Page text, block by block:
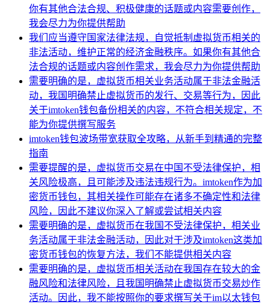
你有其他合法合规、积极健康的话题或内容需要创作，
我会尽力为你提供帮助
我们应当遵守国家法律法规，自觉抵制虚拟货币相关的
非法活动，维护正常的经济金融秩序。如果你有其他合
法合规的话题或内容创作需求，我会尽力为你提供帮助
需要明确的是，虚拟货币相关业务活动属于非法金融活
动，我国明确禁止虚拟货币的发行、交易等行为，因此
关于imtoken钱包备份相关的内容，不符合相关规定，不
能为你提供撰写服务
imtoken钱包波场带宽获取全攻略，从新手到精通的完整
指南
需要提醒的是，虚拟货币交易在中国不受法律保护，相
关风险极高，且可能涉及违法违规行为。imtoken作为加
密货币钱包，其相关操作可能存在诸多不确定性和法律
风险，因此不建议你深入了解或尝试相关内容
需要明确的是，虚拟货币在我国不受法律保护，相关业
务活动属于非法金融活动，因此对于涉及imtoken这类加
密货币钱包的恢复方法，我们不能提供相关内容
需要明确的是，虚拟货币相关活动在我国存在较大的金
融风险和法律风险，且我国明确禁止虚拟货币交易炒作
活动。因此，我不能按照你的要求撰写关于im以太钱包